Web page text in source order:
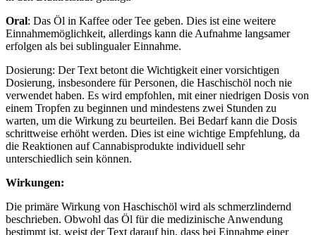
Oral: Das Öl in Kaffee oder Tee geben. Dies ist eine weitere
Einnahmemöglichkeit, allerdings kann die Aufnahme langsamer
erfolgen als bei sublingualer Einnahme.
Dosierung: Der Text betont die Wichtigkeit einer vorsichtigen
Dosierung, insbesondere für Personen, die Haschischöl noch nie
verwendet haben. Es wird empfohlen, mit einer niedrigen Dosis von
einem Tropfen zu beginnen und mindestens zwei Stunden zu
warten, um die Wirkung zu beurteilen. Bei Bedarf kann die Dosis
schrittweise erhöht werden. Dies ist eine wichtige Empfehlung, da
die Reaktionen auf Cannabisprodukte individuell sehr
unterschiedlich sein können.
Wirkungen:
Die primäre Wirkung von Haschischöl wird als schmerzlindernd
beschrieben. Obwohl das Öl für die medizinische Anwendung
bestimmt ist, weist der Text darauf hin, dass bei Einnahme einer